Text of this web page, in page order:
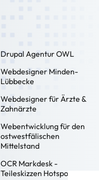
Drupal Agentur OWL
Webdesigner Minden-
Lübbecke
Webdesigner für Ärzte &
Zahnärzte
Webentwicklung für den
ostwestfälischen
Mittelstand
OCR Markdesk -
Teileskizzen Hotspot